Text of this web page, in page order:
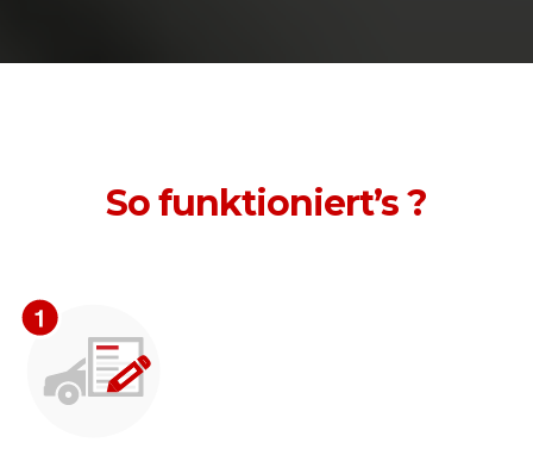
So funktioniert’s ?